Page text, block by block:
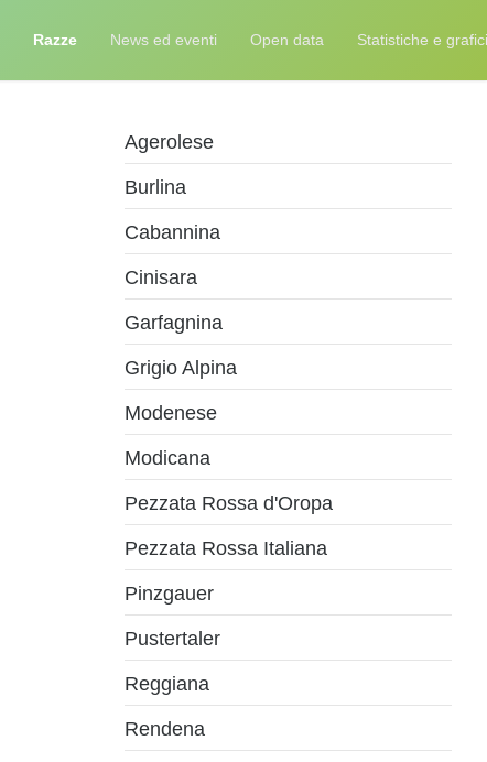
Razze News ed eventi Open data Statistiche e grafici
Agerolese
Burlina
Cabannina
Cinisara
Garfagnina
Grigio Alpina
Modenese
Modicana
Pezzata Rossa d'Oropa
Pezzata Rossa Italiana
Pinzgauer
Pustertaler
Reggiana
Rendena